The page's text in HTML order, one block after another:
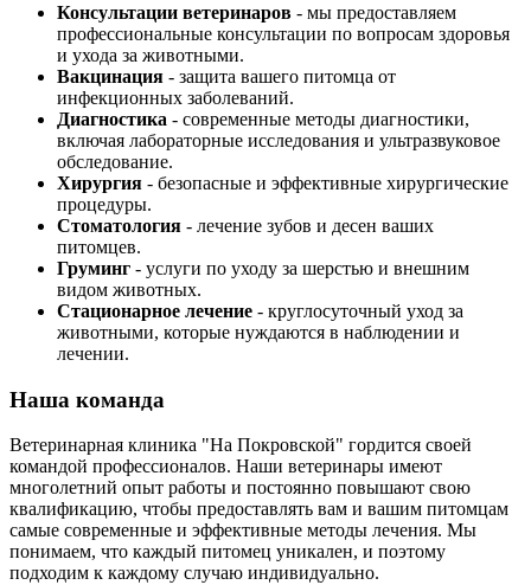
Консультации ветеринаров - мы предоставляем
профессиональные консультации по вопросам здоровья
и ухода за животными.
Вакцинация - защита вашего питомца от
инфекционных заболеваний.
Диагностика - современные методы диагностики,
включая лабораторные исследования и ультразвуковое
обследование.
Хирургия - безопасные и эффективные хирургические
процедуры.
Стоматология - лечение зубов и десен ваших
питомцев.
Груминг - услуги по уходу за шерстью и внешним
видом животных.
Стационарное лечение - круглосуточный уход за
животными, которые нуждаются в наблюдении и
лечении.
Наша команда
Ветеринарная клиника "На Покровской" гордится своей
командой профессионалов. Наши ветеринары имеют
многолетний опыт работы и постоянно повышают свою
квалификацию, чтобы предоставлять вам и вашим питомцам
самые современные и эффективные методы лечения. Мы
понимаем, что каждый питомец уникален, и поэтому
подходим к каждому случаю индивидуально.